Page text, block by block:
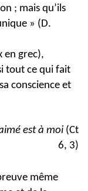
; mais qu’ils
» (D.
en grec),
tout ce qui fait
conscience et
est à moi (Ct
6, 3)
même